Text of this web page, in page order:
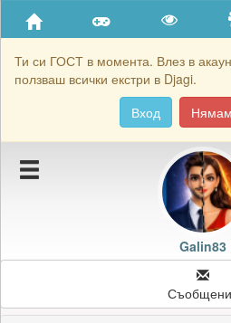
Ти си ГОСТ в момента. Влез в
ползваш всички екстри в Djagi.
Вход
Приятели
Хронология на игри
Подаръците на Galin83
Картичките на Galin83
Galin83